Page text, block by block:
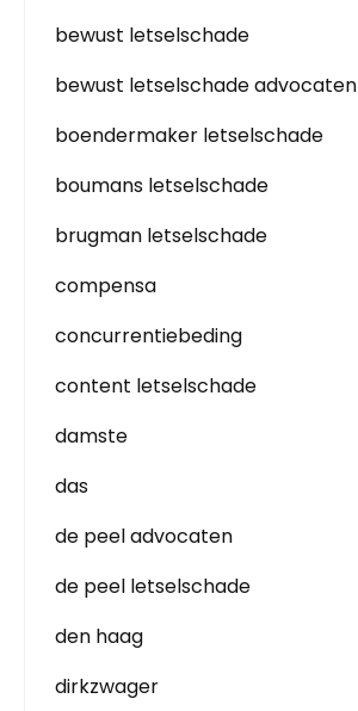
bewust letselschade
bewust letselschade advocaten
boendermaker letselschade
boumans letselschade
brugman letselschade
compensa
concurrentiebeding
content letselschade
damste
das
de peel advocaten
de peel letselschade
den haag
dirkzwager